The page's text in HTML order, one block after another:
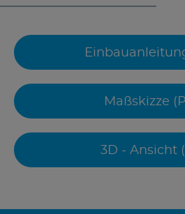
Maßskizze
3D - Ansicht